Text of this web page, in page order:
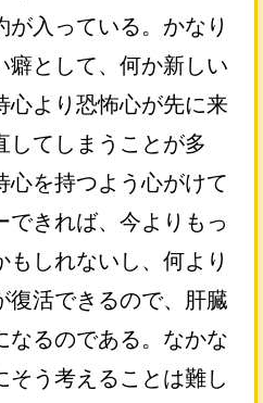
入っている。かなり
癖として、何か新しい
心より恐怖心が先に来
してしまうことが多
心を持つよう心がけて
できれば、今よりもっ
もしれないし、何より
復活できるので、肝臓
なるのである。なかな
そう考えることは難し